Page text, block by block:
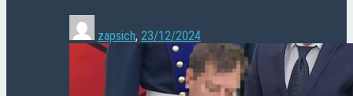
zapsich, 23/12/2024